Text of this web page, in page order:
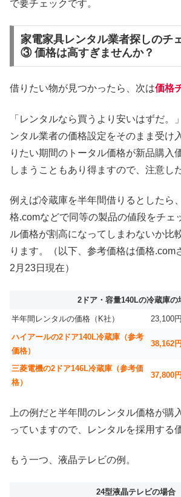
で要チェックです。
家電家具レンタル業者探しのチ
③ 価格は高すぎませんか？
借りたい物が見つかったら、次は価格
「レンタルなら買うより安いはずだ。
ンタル業者の価格設定をそのまま受け
りたい期間のトータル価格が新品購入
しまうこともあり得ますので、注意し
例えば冷蔵庫を半年間借りるとしたら
格.comなどで同等の製品の値段をチェ
ル価格が割高になってしまわないか比
ります。（以下、参考価格は価格.com
2月23日現在）
2ドア・容量140Lの冷蔵庫の
半年間レンタルの価格（K社）
23,100円
ハイアールの2ドア140L冷蔵庫（参考
価格）
38,162
三菱電機の2ドア146L冷蔵庫（参考価
格）
37,800
上の例だと半年間のレンタル価格が購
っていますので、レンタルを採用する
もう一つ、液晶テレビの例。
24型液晶テレビの場合